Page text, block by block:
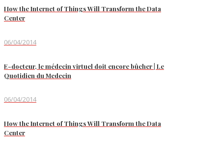
How the Internet of Things Will Transform the Data
Center
06/04/2014
E-docteur, le médecin virtuel doit encore bûcher | Le
Quotidien du Medecin
06/04/2014
How the Internet of Things Will Transform the Data
Center